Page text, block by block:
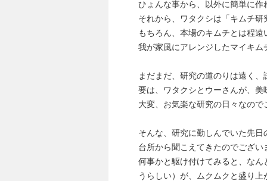
ひょんな事から、以外に簡単に作
それから、ワタクシは「キムチ
もちろん、本場のキムチとは程
我が家風にアレンジしたマイキ
まだまだ、研究の道のりは遠く
要は、ワタクシとウーさんが、
大変、お気楽な研究の日々なので
そんな、研究に勤しんでいた先
台所から聞こえてきたのでござい
何事かと駆け付けてみると、な
うらしい）が、ムクムクと盛り